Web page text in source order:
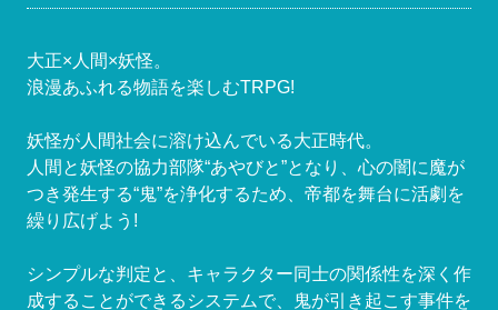
大正×人間×妖怪。
浪漫あふれる物語を楽しむTRPG!
妖怪が人間社会に溶け込んでいる大正時代。
人間と妖怪の協力部隊“あやびと”となり、心の闇に魔が
つき発生する“鬼”を浄化するため、帝都を舞台に活劇を
繰り広げよう!
シンプルな判定と、キャラクター同士の関係性を深く作
成することができるシステムで、鬼が引き起こす事件を